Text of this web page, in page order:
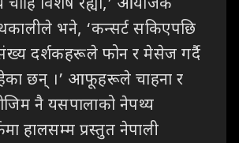
विशेष रह्यो,’ आयोजक
भने, ‘कन्सर्ट सकिएपछि
दर्शकहरूले फोन र मेसेज गर्दै
छन् ।’ आफूहरूले चाहना र
नै यसपालाको नेपथ्य
हालसम्म प्रस्तुत नेपाली